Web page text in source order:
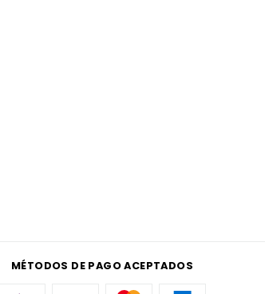
MÉTODOS DE PAGO ACEPTADOS